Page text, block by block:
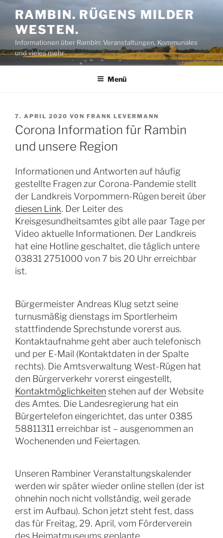
Inhalt
springen
RAMBIN. RÜGENS MILDER
WESTEN.
Informationen über Rambin: Veranstaltungen, Kommunales
und vieles mehr
Menü
VERÖFFENTLICHT
AM
7. APRIL 2020 VON FRANK LEVERMANN
Corona Information für Rambin
und unsere Region
Informationen und Antworten auf häufig
gestellte Fragen zur Corona-Pandemie stellt
der Landkreis Vorpommern-Rügen bereit über
diesen Link. Der Leiter des
Kreisgesundheitsamtes gibt alle paar Tage per
Video aktuelle Informationen. Der Landkreis
hat eine Hotline geschaltet, die täglich untere
03831 2751000 von 7 bis 20 Uhr erreichbar
ist.
Bürgermeister Andreas Klug setzt seine
turnusmäßig dienstags im Sportlerheim
stattfindende Sprechstunde vorerst aus.
Kontaktaufnahme geht aber auch telefonisch
und per E-Mail (Kontaktdaten in der Spalte
rechts). Die Amtsverwaltung West-Rügen hat
den Bürgerverkehr vorerst eingestellt,
Kontaktmöglichkeiten stehen auf der Website
des Amtes. Die Landesregierung hat ein
Bürgertelefon eingerichtet, das unter 0385
58811311 erreichbar ist – ausgenommen an
Wochenenden und Feiertagen.
Unseren Rambiner Veranstaltungskalender
werden wir später wieder online stellen (der ist
ohnehin noch nicht vollständig, weil gerade
erst im Aufbau). Schon jetzt steht fest, dass
das für Freitag, 29. April, vom Förderverein
des Heimatmuseums geplante